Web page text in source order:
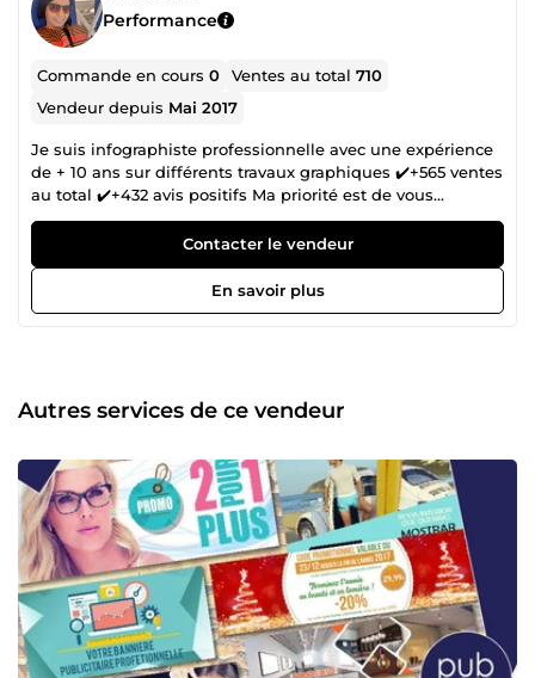
Performance
Commande en cours0 Ventes au total710
Vendeur depuis Mai 2017
Je suis infographiste professionnelle avec une expérience
de + 10 ans sur différents travaux graphiques ✔️+565 ventes
au total ✔️+432 avis positifs Ma priorité est de vous
satisfaire en proposant le meilleur de moi à chaque
commande. Je mets mon expertise professionnelle à votre
service.” Vous pouvez donc faire appel à moi pour la
création de votre: III&gt; logo III&gt; Cartes de visites, III&gt;
Flyers, dépliants ou affiches III&gt; Packaging III&gt; Les
vous ne le regretterez pas. 100% satisfaction garantie Pour
retrouver nos autres services proposés :
Contacter le vendeur
En savoir plus
Autres services de ce vendeur